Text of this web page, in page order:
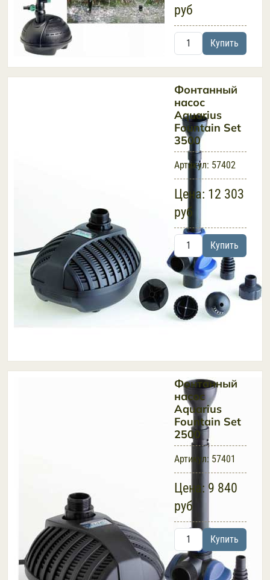
руб
Купить
Фонтанный
насос
Aquarius
Fountain Set
3500
Артикул: 57402
Цена: 12 303
руб
Купить
Фонтанный
насос
Aquarius
Fountain Set
2500
Артикул: 57401
Цена: 9 840
руб
Купить